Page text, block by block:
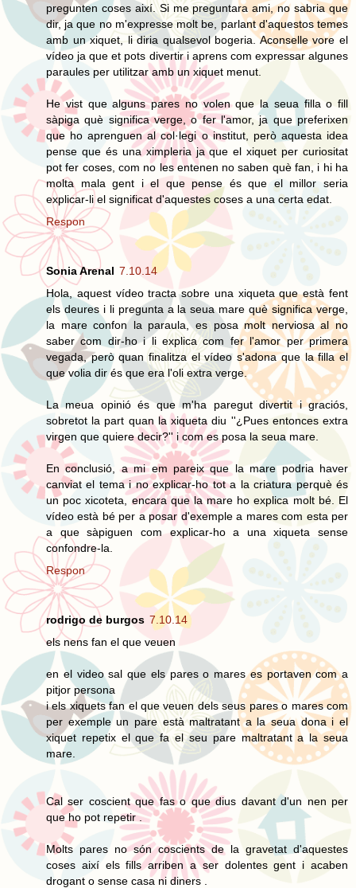
pregunten coses així. Si me preguntara ami, no sabria que
dir, ja que no m'expresse molt be, parlant d'aquestos temes
amb un xiquet, li diria qualsevol bogeria. Aconselle vore el
vídeo ja que et pots divertir i aprens com expressar algunes
paraules per utilitzar amb un xiquet menut.
He vist que alguns pares no volen que la seua filla o fill
sàpiga què significa verge, o fer l'amor, ja que preferixen
que ho aprenguen al col·legi o institut, però aquesta idea
pense que és una ximpleria ja que el xiquet per curiositat
pot fer coses, com no les entenen no saben què fan, i hi ha
molta mala gent i el que pense és que el millor seria
explicar-li el significat d'aquestes coses a una certa edat.
Respon
Sonia Arenal 7.10.14
Hola, aquest vídeo tracta sobre una xiqueta que està fent
els deures i li pregunta a la seua mare què significa verge,
la mare confon la paraula, es posa molt nerviosa al no
saber com dir-ho i li explica com fer l'amor per primera
vegada, però quan finalitza el vídeo s'adona que la filla el
que volia dir és que era l'oli extra verge.
La meua opinió és que m'ha paregut divertit i graciós,
sobretot la part quan la xiqueta diu ''¿Pues entonces extra
virgen que quiere decir?'' i com es posa la seua mare.
En conclusió, a mi em pareix que la mare podria haver
canviat el tema i no explicar-ho tot a la criatura perquè és
un poc xicoteta, encara que la mare ho explica molt bé. El
vídeo està bé per a posar d'exemple a mares com esta per
a que sàpiguen com explicar-ho a una xiqueta sense
confondre-la.
Respon
rodrigo de burgos 7.10.14
els nens fan el que veuen
en el video sal que els pares o mares es portaven com a
pitjor persona
i els xiquets fan el que veuen dels seus pares o mares com
per exemple un pare està maltratant a la seua dona i el
xiquet repetix el que fa el seu pare maltratant a la seua
mare.
Cal ser coscient que fas o que dius davant d'un nen per
que ho pot repetir .
Molts pares no són coscients de la gravetat d'aquestes
coses així els fills arriben a ser dolentes gent i acaben
drogant o sense casa ni diners .